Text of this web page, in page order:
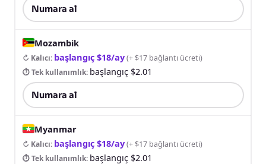
Numara al
Mozambik
↻ Kalıcı: başlangıç $18/ay(+ $17 bağlantı ücreti)
⏱ Tek kullanımlık: başlangıç $2.01
Numara al
Myanmar
↻ Kalıcı: başlangıç $18/ay(+ $17 bağlantı ücreti)
⏱ Tek kullanımlık: başlangıç $2.01